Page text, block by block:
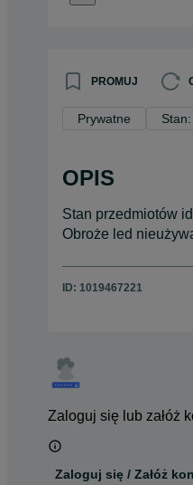
PROMUJ
Prywatne
OPIS
Stan przedmiotów
Obroże led
ID: 1019467221
Zaloguj się lub załóż
Zaloguj się / Załóż